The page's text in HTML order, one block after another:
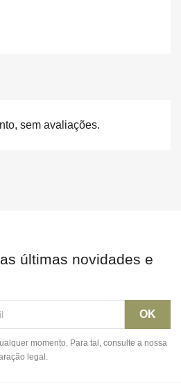
sem avaliações.
últimas novidades e
momento. Para tal, consulte a nossa
legal.